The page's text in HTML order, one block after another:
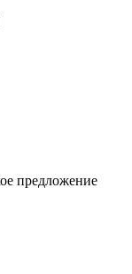
предложение